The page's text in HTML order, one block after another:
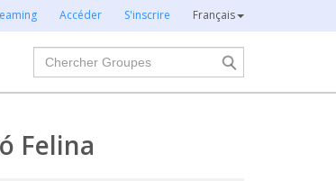
Accéder S'inscrire Français
Chercher
Felina